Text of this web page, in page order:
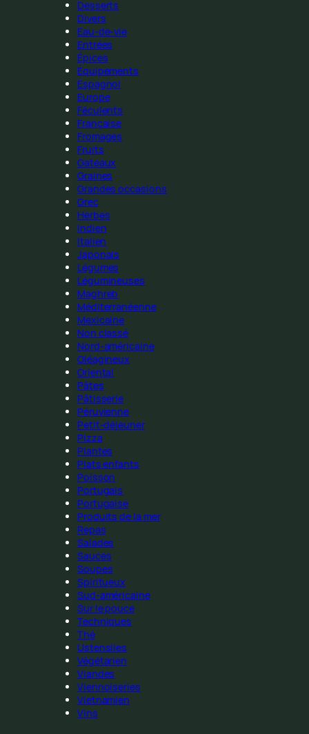
Desserts
Divers
Eau-de-vie
Entrées
Épices
Équipements
Espagnol
Europe
Féculents
Française
Fromages
Fruits
Gateaux
Graines
Grandes occasions
Grec
Herbes
Indien
Italien
Japonais
Légumes
Légumineuses
Maghreb
Méditerranéenne
Mexicaine
Non classé
Nord-américaine
Oléagineux
Oriental
Pâtes
Pâtisserie
Péruvienne
Petit-déjeuner
Pizza
Plantes
Plats enfants
Poisson
Portugais
Portugaise
Produits de la mer
Repas
Salades
Sauces
Soupes
Spiritueux
Sud-américaine
Sur le pouce
Techniques
Thé
Ustensiles
Végétarien
Viandes
Viennoiseries
Vietnamien
Vins